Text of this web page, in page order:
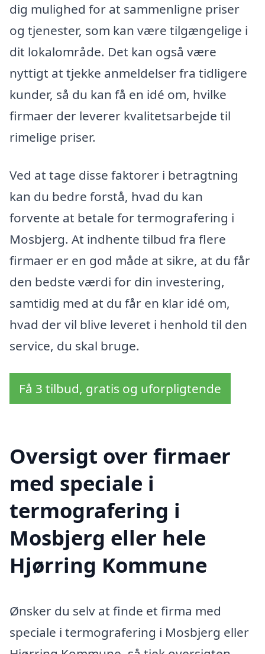
dig mulighed for at sammenligne priser
og tjenester, som kan være tilgængelige i
dit lokalområde. Det kan også være
nyttigt at tjekke anmeldelser fra tidligere
kunder, så du kan få en idé om, hvilke
firmaer der leverer kvalitetsarbejde til
rimelige priser.
Ved at tage disse faktorer i betragtning
kan du bedre forstå, hvad du kan
forvente at betale for termografering i
Mosbjerg. At indhente tilbud fra flere
firmaer er en god måde at sikre, at du får
den bedste værdi for din investering,
samtidig med at du får en klar idé om,
hvad der vil blive leveret i henhold til den
service, du skal bruge.
Få 3 tilbud, gratis og uforpligtende
Oversigt over firmaer
med speciale i
termografering i
Mosbjerg eller hele
Hjørring Kommune
Ønsker du selv at finde et firma med
speciale i termografering i Mosbjerg eller